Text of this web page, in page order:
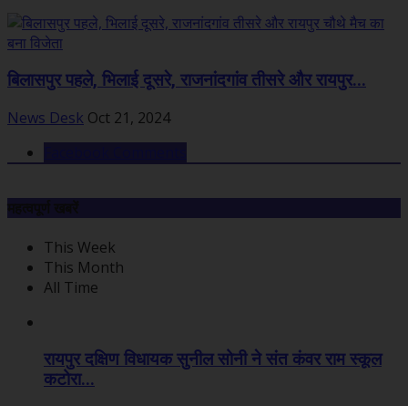
बिलासपुर पहले, भिलाई दूसरे, राजनांदगांव तीसरे और रायपुर...
News Desk Oct 21, 2024
This Week
This Month
All Time
रायपुर दक्षिण विधायक सुनील सोनी ने संत कंवर राम स्कूल
कटोरा...